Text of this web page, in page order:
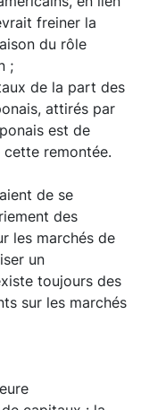
freiner la
du rôle
;
de la part des
attirés par
est de
cette remontée.
de se
des
les marchés de
un
toujours des
sur les marchés